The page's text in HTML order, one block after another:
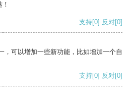
支持[0] 反对[0]
，可以增加一些新功能，比如增加一个自
支持[0] 反对[0]